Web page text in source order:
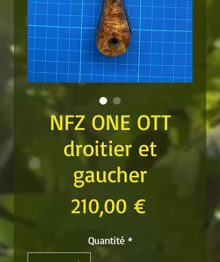
NFZ ONE OTT
droitier et
gaucher
210,00 €Prix
Quantité *